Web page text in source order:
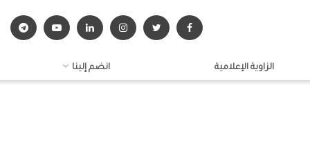
الزاوية الإعلامية انضم إلينا